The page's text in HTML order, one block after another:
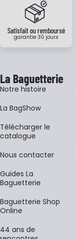
Satisfait ou remboursé
garantie 30 jours
La Baguetterie
Notre histoire
La BagShow
​Télécharger le
catalogue
Nous contacter
Guides La
Baguetterie
Baguetterie Shop
Online
44 ans de